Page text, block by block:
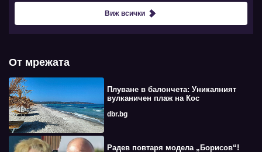
Виж всички
От мрежата
Плуване в балончета: Уникалният
вулканичен плаж на Кос
dbr.bg
Радев повтаря модела „Борисов“!